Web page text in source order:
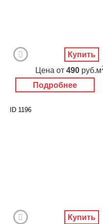
Подробнее
Цена от 490 руб.м
Купить
ID 1196
Купить